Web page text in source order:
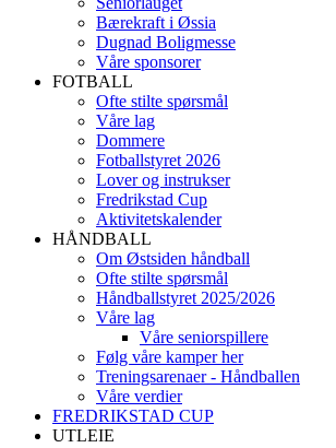
Bærekraft i Øssia
Dugnad Boligmesse
Våre sponsorer
FOTBALL
Ofte stilte spørsmål
Våre lag
Dommere
Fotballstyret 2026
Lover og instrukser
Fredrikstad Cup
Aktivitetskalender
HÅNDBALL
Om Østsiden håndball
Ofte stilte spørsmål
Håndballstyret 2025/2026
Våre lag
Våre seniorspillere
Følg våre kamper her
Treningsarenaer - Håndballen
Våre verdier
FREDRIKSTAD CUP
UTLEIE